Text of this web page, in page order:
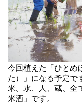
今回植えた「ひとめ
た）」になる予定で
米、水、人、蔵、全
米酒」です。